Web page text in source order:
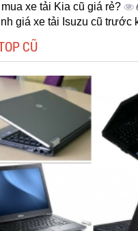
xe tải Kia cũ giá rẻ?
giá xe tải Isuzu cũ trước
CŨ